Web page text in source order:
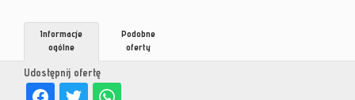
Udostępnij ofertę
Informacje
ogólne
Podobne
oferty